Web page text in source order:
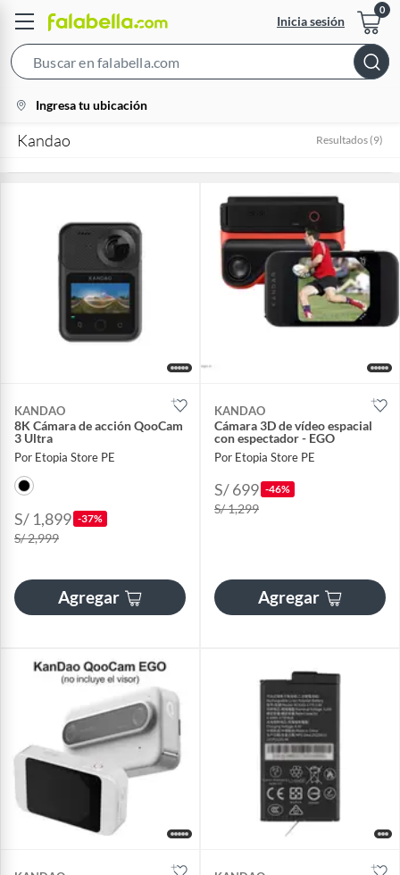
Inicia sesión
Bar
location-
icon
Ingresa tu ubicación
Kandao Resultados (9)
KANDAO
8K Cámara de acción QooCam
3 Ultra
Por Etopia Store PE
S/ 1,899 -37%
S/ 2,999
Agregar
KANDAO
Cámara 3D de vídeo espacial
con espectador - EGO
Por Etopia Store PE
S/ 699 -46%
S/ 1,299
Agregar